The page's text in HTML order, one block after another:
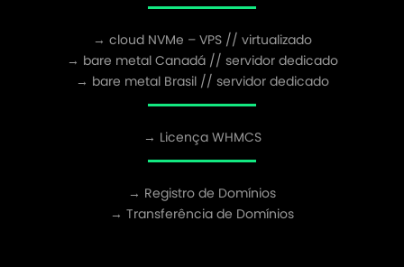
→ cloud NVMe – VPS // virtualizado
→ bare metal Canadá // servidor dedicado
→ bare metal Brasil // servidor dedicado
→ Licença WHMCS
→ Registro de Domínios
→ Transferência de Domínios